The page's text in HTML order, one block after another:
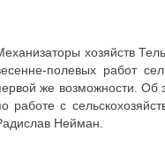
хозяйств
полевых работ
же возможности. Об
работе с
Нейман.